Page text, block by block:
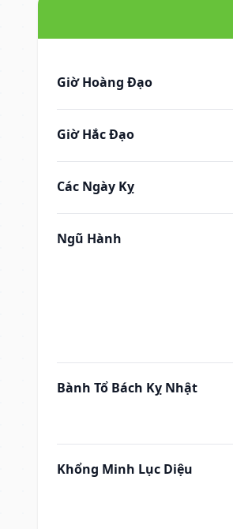
Giờ Hoàng Đạo
Giờ Hắc Đạo
Các Ngày Kỵ
Ngũ Hành
Bành Tổ Bách Kỵ Nhật
Khổng Minh Lục Diệu